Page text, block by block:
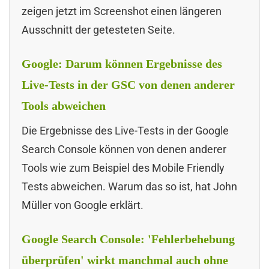
zeigen jetzt im Screenshot einen längeren
Ausschnitt der getesteten Seite.
Google: Darum können Ergebnisse des
Live-Tests in der GSC von denen anderer
Tools abweichen
Die Ergebnisse des Live-Tests in der Google
Search Console können von denen anderer
Tools wie zum Beispiel des Mobile Friendly
Tests abweichen. Warum das so ist, hat John
Müller von Google erklärt.
Google Search Console: 'Fehlerbehebung
überprüfen' wirkt manchmal auch ohne